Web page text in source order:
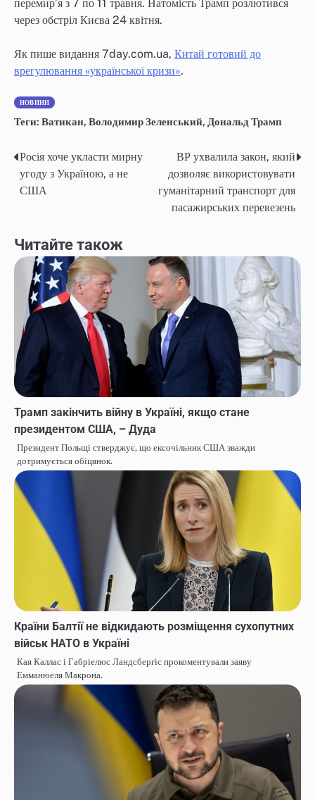
перемир’я з 7 по 11 травня. Натомість Трамп розлютився
через обстріл Києва 24 квітня.
Як пише видання 7day.com.ua, Китай готовий до
врегулювання «української кризи».
НОВИНИ
Теги: Ватикан, Володимир Зеленський, Дональд Трамп
Навігація
записів
Росія хоче укласти мирну
угоду з Україною, а не
США
ВР ухвалила закон, який
дозволяє використовувати
гуманітарний транспорт для
пасажирських перевезень
Читайте також
Трамп закінчить війну в Україні, якщо стане
президентом США, – Дуда
Президент Польщі стверджує, що ексочільник США зважди
дотримується обіцянок.
Країни Балтії не відкидають розміщення сухопутних
військ НАТО в Україні
Кая Каллас і Габріелюс Ландсбергіс прокоментували заяву
Емманюеля Макрона.